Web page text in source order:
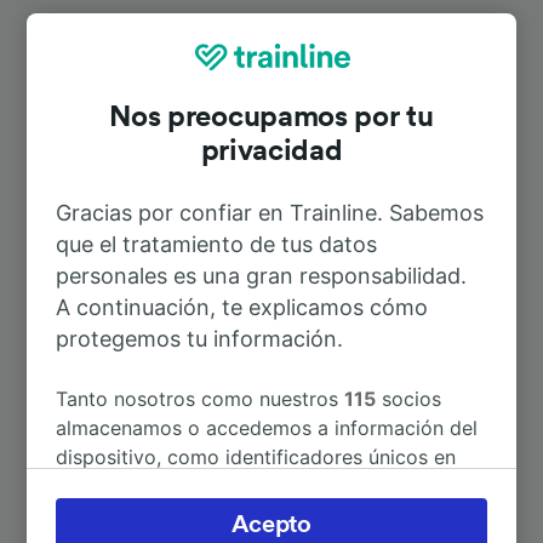
Rutas más populares desde
A Berlin Hbf
A Múnich Hbf 3h 51min
A Plattling 2h 10min
A Regensburg Hbf 2h 10min
Nos preocupamos por tu
privacidad
Gracias por confiar en Trainline. Sabemos
que el tratamiento de tus datos
personales es una gran responsabilidad.
A continuación, te explicamos cómo
protegemos tu información.
Tanto nosotros como nuestros115 socios
almacenamos o accedemos a información del
dispositivo, como identificadores únicos en
Puedes aceptar o administrar tus preferencias
Acepto